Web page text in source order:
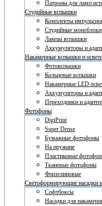
Патроны для ламп
Студийные вспышки
Комплекты
Студийные моноблоки
Лампы вспышки
Аккумуляторы и
Накамерные вспышки и
Фотовспышки
Кольцевые вспышки
Накамерные LED
Аккумуляторы и
Переходники и
Фотофоны
DigiPrint
Super Dense
Бумажные фотофоны
На пружине
Пластиковые
Тканевые фотофоны
Флизелиновые
Светоформирующие насадки
Софтбоксы
Насадки для